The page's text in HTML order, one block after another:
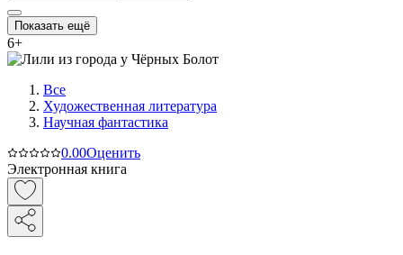
Показать ещё
6+
Все
Художественная литература
Научная фантастика
0.00Оценить
Электронная книга